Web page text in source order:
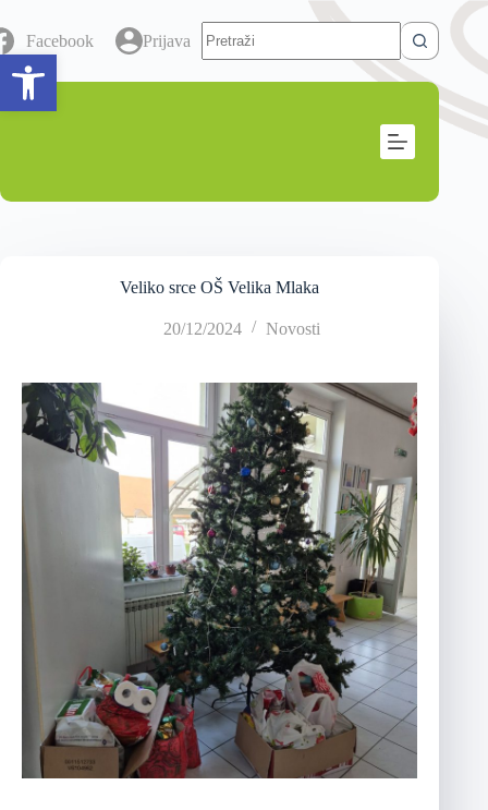
Open toolbar
Facebook Prijava
Veliko srce OŠ Velika Mlaka
20/12/2024 Novosti